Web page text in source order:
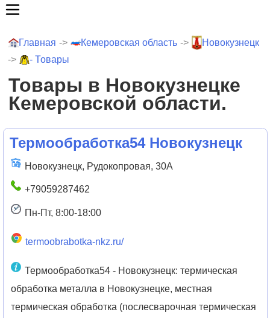
Главная -> Кемеровская область ->
Новокузнецк
->
- Товары
Товары в Новокузнецке
Кемеровской области.
Термообработка54 Новокузнецк
Новокузнецк, Рудокопровая, 30А
+79059287462
Пн-Пт, 8:00-18:00
termoobrabotka-nkz.ru/
Термообработка54 - Новокузнецк: термическая
обработка металла в Новокузнецке, местная
термическая обработка (послесварочная термическая